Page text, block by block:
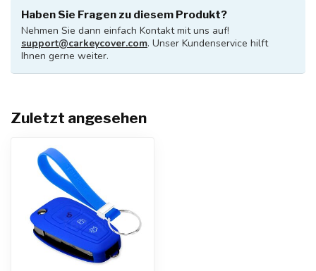
Haben Sie Fragen zu diesem Produkt?
Nehmen Sie dann einfach Kontakt mit uns auf!
support@carkeycover.com. Unser Kundenservice hilft
Ihnen gerne weiter.
Zuletzt angesehen